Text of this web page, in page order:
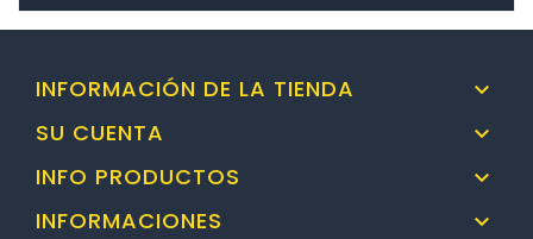
INFORMACIÓN DE LA TIENDA 
SU CUENTA 
INFO PRODUCTOS 
INFORMACIONES 